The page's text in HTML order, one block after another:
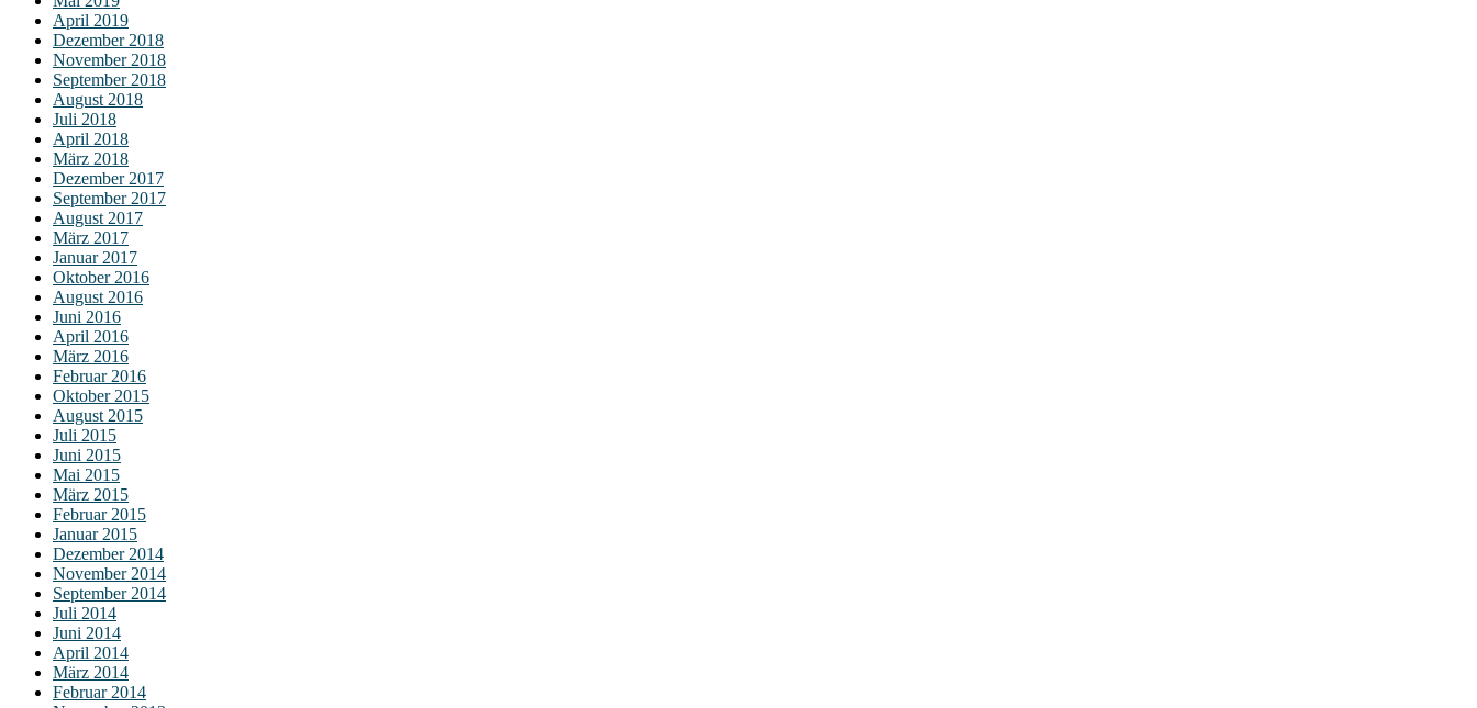
April 2019
Dezember 2018
November 2018
September 2018
August 2018
Juli 2018
April 2018
März 2018
Dezember 2017
September 2017
August 2017
März 2017
Januar 2017
Oktober 2016
August 2016
Juni 2016
April 2016
März 2016
Februar 2016
Oktober 2015
August 2015
Juli 2015
Juni 2015
Mai 2015
März 2015
Februar 2015
Januar 2015
Dezember 2014
November 2014
September 2014
Juli 2014
Juni 2014
April 2014
März 2014
Februar 2014